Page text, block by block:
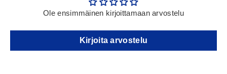
Ole ensimmäinen kirjoittamaan arvostelu
Kirjoita arvostelu